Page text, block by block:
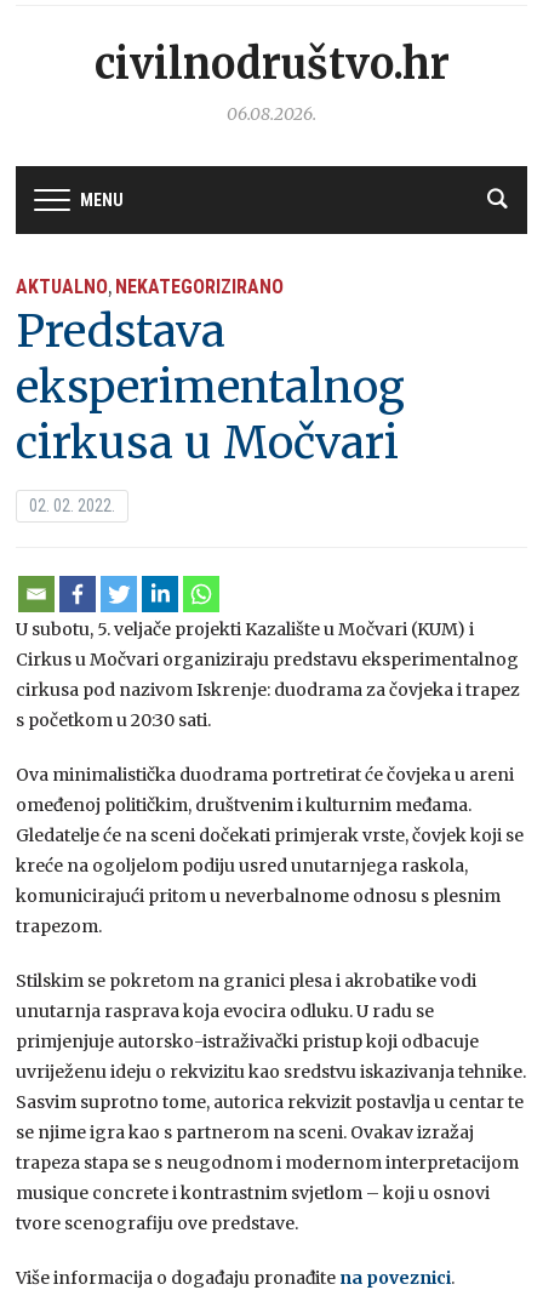
civilnodruštvo.hr
06.08.2026.
MENU
AKTUALNO, NEKATEGORIZIRANO
Predstava
eksperimentalnog
cirkusa u Močvari
02. 02. 2022.
U subotu, 5. veljače projekti Kazalište u Močvari (KUM) i
Cirkus u Močvari organiziraju predstavu eksperimentalnog
cirkusa pod nazivom Iskrenje: duodrama za čovjeka i trapez
s početkom u 20:30 sati.
Ova minimalistička duodrama portretirat će čovjeka u areni
omeđenoj političkim, društvenim i kulturnim međama.
Gledatelje će na sceni dočekati primjerak vrste, čovjek koji se
kreće na ogoljelom podiju usred unutarnjega raskola,
komunicirajući pritom u neverbalnome odnosu s plesnim
trapezom.
Stilskim se pokretom na granici plesa i akrobatike vodi
unutarnja rasprava koja evocira odluku. U radu se
primjenjuje autorsko-istraživački pristup koji odbacuje
uvriježenu ideju o rekvizitu kao sredstvu iskazivanja tehnike.
Sasvim suprotno tome, autorica rekvizit postavlja u centar te
se njime igra kao s partnerom na sceni. Ovakav izražaj
trapeza stapa se s neugodnom i modernom interpretacijom
musique concrete i kontrastnim svjetlom – koji u osnovi
tvore scenografiju ove predstave.
Više informacija o događaju pronađite na poveznici.